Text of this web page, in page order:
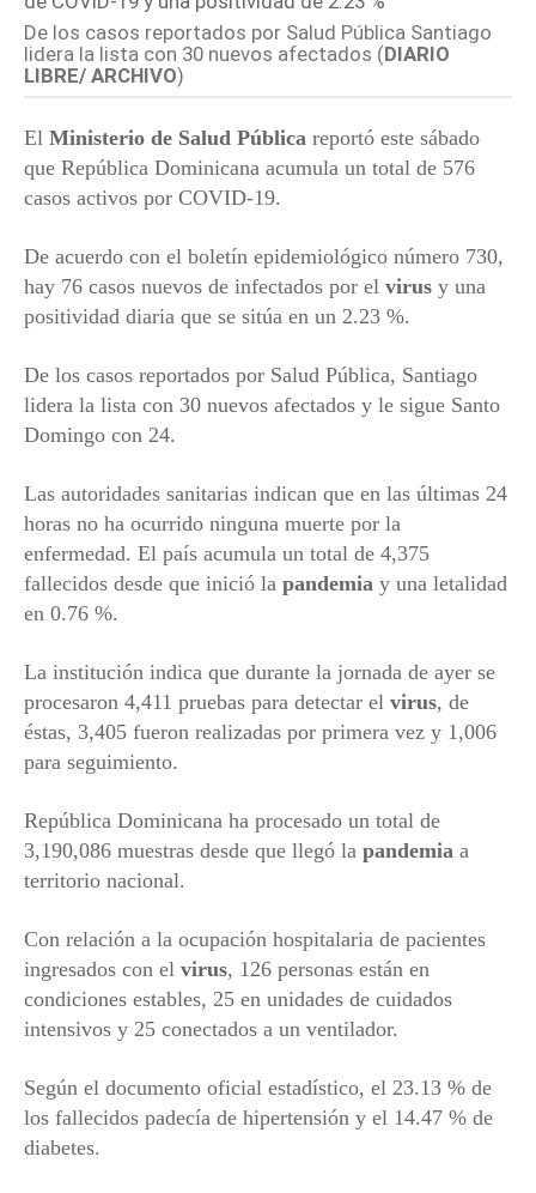
De los casos reportados por Salud Pública Santiago
lidera la lista con 30 nuevos afectados (DIARIO
LIBRE/ ARCHIVO)
El Ministerio de Salud Pública reportó este sábado
que República Dominicana acumula un total de 576
casos activos por COVID-19.
De acuerdo con el boletín epidemiológico número 730,
hay 76 casos nuevos de infectados por el virus y una
positividad diaria que se sitúa en un 2.23 %.
De los casos reportados por Salud Pública, Santiago
lidera la lista con 30 nuevos afectados y le sigue Santo
Domingo con 24.
Las autoridades sanitarias indican que en las últimas 24
horas no ha ocurrido ninguna muerte por la
enfermedad. El país acumula un total de 4,375
fallecidos desde que inició la pandemia y una letalidad
en 0.76 %.
La institución indica que durante la jornada de ayer se
procesaron 4,411 pruebas para detectar el virus, de
éstas, 3,405 fueron realizadas por primera vez y 1,006
para seguimiento.
República Dominicana ha procesado un total de
3,190,086 muestras desde que llegó la pandemia a
territorio nacional.
Con relación a la ocupación hospitalaria de pacientes
ingresados con el virus, 126 personas están en
condiciones estables, 25 en unidades de cuidados
intensivos y 25 conectados a un ventilador.
Según el documento oficial estadístico, el 23.13 % de
los fallecidos padecía de hipertensión y el 14.47 % de
diabetes.